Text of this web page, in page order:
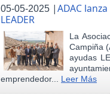
05-05-2025 |ADAC
LEADER
La
Campiña
ayudas
emprendedor... Leer Más